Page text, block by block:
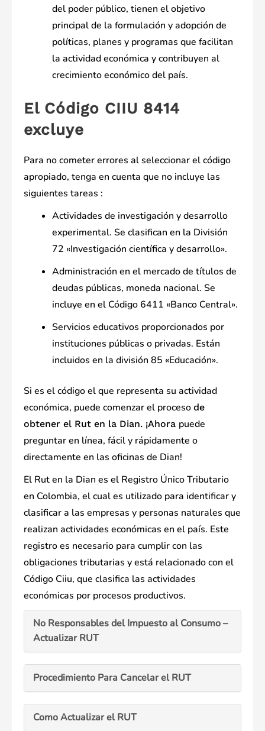
del poder público, tienen el objetivo
principal de la formulación y adopción de
políticas, planes y programas que facilitan
la actividad económica y contribuyen al
crecimiento económico del país.
El Código CIIU 8414
excluye
Para no cometer errores al seleccionar el código
apropiado, tenga en cuenta que no incluye las
siguientes tareas :
Actividades de investigación y desarrollo
experimental. Se clasifican en la División
72 «Investigación científica y desarrollo».
Administración en el mercado de títulos de
deudas públicas, moneda nacional. Se
incluye en el Código 6411 «Banco Central».
Servicios educativos proporcionados por
instituciones públicas o privadas. Están
incluidos en la división 85 «Educación».
Si es el código el que representa su actividad
económica, puede comenzar el proceso de
obtener el Rut en la Dian. ¡Ahora puede
preguntar en línea, fácil y rápidamente o
directamente en las oficinas de Dian!
El Rut en la Dian es el Registro Único Tributario
en Colombia, el cual es utilizado para identificar y
clasificar a las empresas y personas naturales que
realizan actividades económicas en el país. Este
registro es necesario para cumplir con las
obligaciones tributarias y está relacionado con el
Código Ciiu, que clasifica las actividades
económicas por procesos productivos.
No Responsables del Impuesto al Consumo –
Actualizar RUT
Procedimiento Para Cancelar el RUT
Como Actualizar el RUT